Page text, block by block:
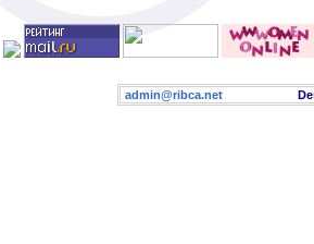
admin@ribca.net